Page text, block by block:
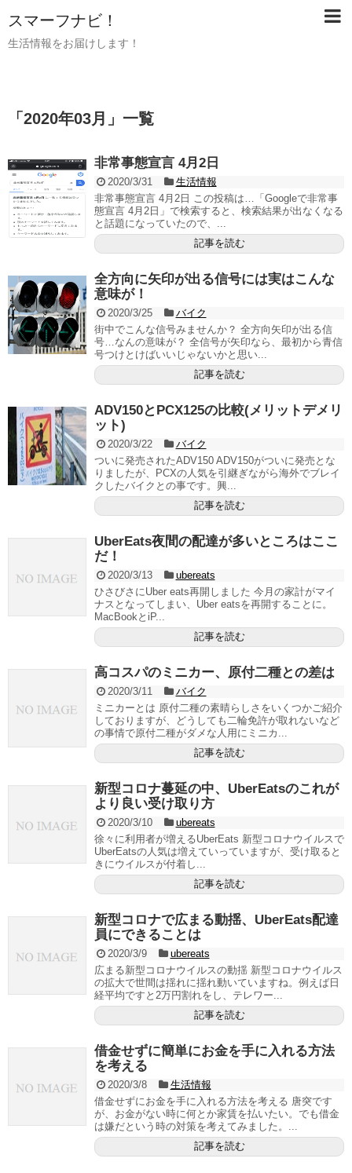
スマーフナビ！
生活情報をお届けします！
「 2020年03月 」 一覧
非常事態宣言 4月2日
2020/3/31
生活情報
非常事態宣言 4月2日 この投稿は…「Googleで非常事
態宣言 4月2日」で検索すると、検索結果が出なくなる
と話題になっていたので、...
記事を読む
全方向に矢印が出る信号には実はこんな
意味が！
2020/3/25
バイク
街中でこんな信号みませんか？ 全方向矢印が出る信
号…なんの意味が？ 全信号が矢印なら、最初から青信
号つけとけばいいじゃないかと思い...
記事を読む
ADV150とPCX125の比較(メリットデメリ
ット)
2020/3/22
バイク
ついに発売されたADV150 ADV150がついに発売とな
りましたが、PCXの人気を引継ぎながら海外でブレイ
クしたバイクとの事です。興...
記事を読む
UberEats夜間の配達が多いところはここ
だ！
2020/3/13
ubereats
ひさびさにUber eats再開しました 今月の家計がマイ
ナスとなってしまい、Uber eatsを再開することに。
MacBookとiP...
記事を読む
高コスパのミニカー、原付二種との差は
2020/3/11
バイク
ミニカーとは 原付二種の素晴らしさをいくつかご紹介
しておりますが、どうしても二輪免許が取れないなど
の事情で原付二種がダメな人用にミニカ...
記事を読む
新型コロナ蔓延の中、UberEatsのこれが
より良い受け取り方
2020/3/10
ubereats
徐々に利用者が増えるUberEats 新型コロナウイルスで
UberEatsの人気は増えていっていますが、受け取ると
きにウイルスが付着し...
記事を読む
新型コロナで広まる動揺、UberEats配達
員にできることは
2020/3/9
ubereats
広まる新型コロナウイルスの動揺 新型コロナウイルス
の拡大で世間は揺れに揺れ動いていますね。例えば日
経平均ですと2万円割れをし、テレワー...
記事を読む
借金せずに簡単にお金を手に入れる方法
を考える
2020/3/8
生活情報
借金せずにお金を手に入れる方法を考える 唐突です
が、お金がない時に何とか家賃を払いたい。でも借金
は嫌だという時の対策を考えてみました。...
記事を読む